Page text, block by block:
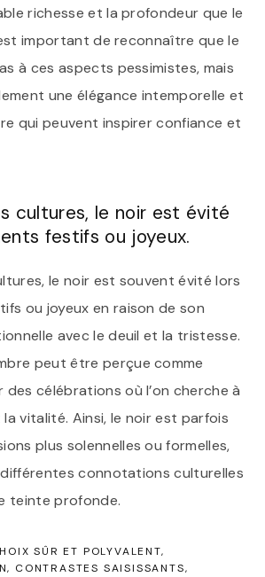
richesse et la profondeur que le
important de reconnaître que le
à ces aspects pessimistes, mais
une élégance intemporelle et
qui peuvent inspirer confiance et
cultures, le noir est évité
festifs ou joyeux.
le noir est souvent évité lors
ou joyeux en raison de son
avec le deuil et la tristesse.
peut être perçue comme
célébrations où l’on cherche à
vitalité. Ainsi, le noir est parfois
plus solennelles ou formelles,
connotations culturelles
teinte profonde.
SÛR ET POLYVALENT
CONTRASTES SAISISSANTS